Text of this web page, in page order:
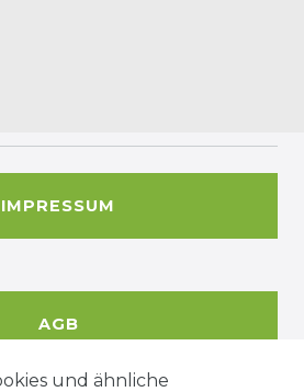
IMPRESSUM
AGB
und ähnliche